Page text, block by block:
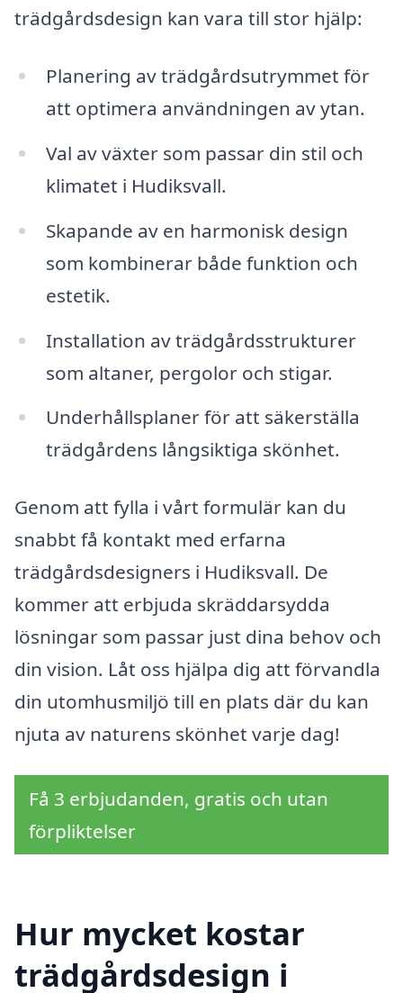
trädgårdsdesign kan vara till stor hjälp:
Planering av trädgårdsutrymmet för
att optimera användningen av ytan.
Val av växter som passar din stil och
klimatet i Hudiksvall.
Skapande av en harmonisk design
som kombinerar både funktion och
estetik.
Installation av trädgårdsstrukturer
som altaner, pergolor och stigar.
Underhållsplaner för att säkerställa
trädgårdens långsiktiga skönhet.
Genom att fylla i vårt formulär kan du
snabbt få kontakt med erfarna
trädgårdsdesigners i Hudiksvall. De
kommer att erbjuda skräddarsydda
lösningar som passar just dina behov och
din vision. Låt oss hjälpa dig att förvandla
din utomhusmiljö till en plats där du kan
njuta av naturens skönhet varje dag!
Få 3 erbjudanden, gratis och utan
förpliktelser
Hur mycket kostar
trädgårdsdesign i